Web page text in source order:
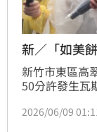
新／「如美
新竹市東區高
50分許發生瓦
醫預計於今日
2026/06/09